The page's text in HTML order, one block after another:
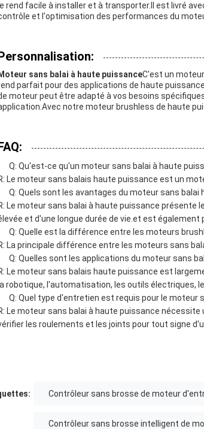
rend facile à installer et à transporter.Il est livré
et l'optimisation des performances du
sans balai à haute puissanceC'est un
parfait pour des applications de haute
moteur peut être adapté à vos besoins
notre moteur brushless de haute
Q: Qu'est-ce qu'un moteur sans balai à haute
Le moteur sans balais haute puissance est un
Q: Quels sont les avantages du moteur sans balai
Le moteur sans balai à haute puissance présente
et d'une longue durée de vie.et est également
Q: Quelle est la différence entre les moteurs
La principale différence entre les moteurs sans
Q: Quelles sont les applications du moteur sans
Le moteur sans balais haute puissance est
robotique, l'automatisation, les outils électriques,
Q: Quel type d'entretien est requis pour le moteur
Le moteur sans balai à haute puissance
les roulements et les joints pour tout signe
Contrôleur sans brosse de moteur
Contrôleur sans brosse intelligent de